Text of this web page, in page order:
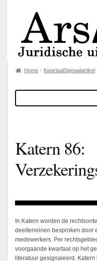
Home KwartaalSignaalartikel
Katern 86:
In Katern worden de
deelterreinen besproken door
medewerkers. Per
voorgaande kwartaal op het
literatuur gesignaleerd.